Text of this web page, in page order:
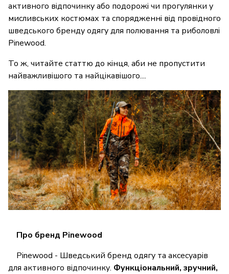
активного відпочинку або подорожі чи прогулянки у
мисливських костюмах та спорядженні від провідного
шведського бренду одягу для полювання та риболовлі
Pinewood.
То ж, читайте статтю до кінця, аби не пропустити
найважливішого та найцікавішого....
Про бренд Pinewood
Pinewood - Шведський бренд одягу та аксесуарів
для активного відпочинку. Функціональний, зручний,